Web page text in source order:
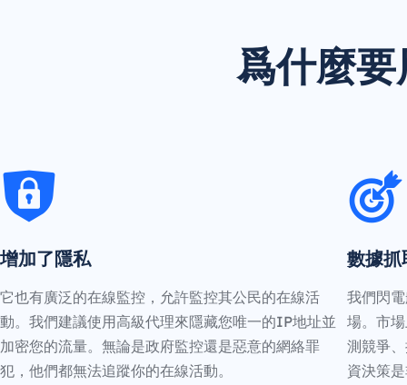
爲什麼
增加了隱私
它也有廣泛的在線監控，允許監控其公民的在線活
動。我們建議使用高級代理來隱藏您唯一的IP地址並
加密您的流量。無論是政府監控還是惡意的網絡罪
犯，他們都無法追蹤你的在線活動。
數據抓
我們閃
場。市
測競爭
資決策